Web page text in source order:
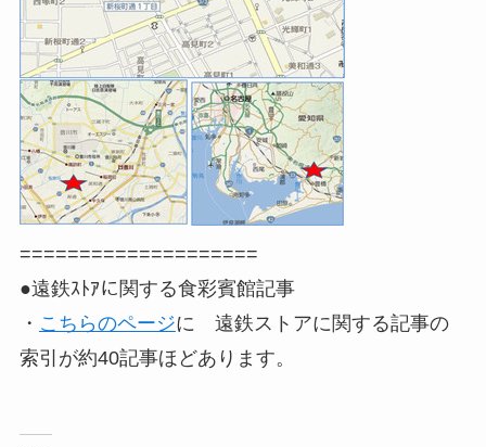
====================
●遠鉄ｽﾄｱに関する食彩賓館記事
・ こちらのページに 遠鉄ストアに関する記事の
索引が約40記事ほどあります。